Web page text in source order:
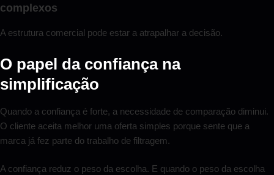
complexos
A estrutura comercial pode estar a atrapalhar a decisão.
O papel da confiança na
simplificação
Quando a confiança é forte, a necessidade de comparação diminui.
O cliente aceita melhor uma oferta simples porque sente que a
marca já fez parte do trabalho de filtragem.
A confiança reduz o peso da escolha. E quando o peso da escolha